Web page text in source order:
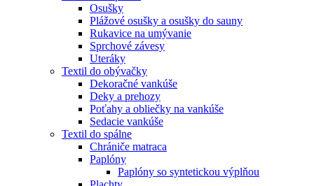
Osušky
Plážové osušky a osušky do sauny
Rukavice na umývanie
Sprchové závesy
Uteráky
Textil do obývačky
Dekoračné vankúše
Deky a prehozy
Poťahy a obliečky na vankúše
Sedacie vankúše
Textil do spálne
Chrániče matraca
Paplóny
Paplóny so syntetickou výplňou